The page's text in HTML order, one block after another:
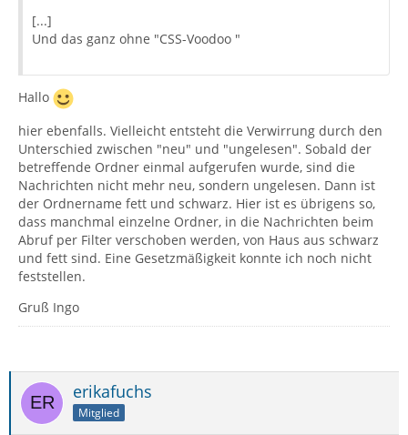
[...]
Und das ganz ohne "CSS-Voodoo "
Hallo
hier ebenfalls. Vielleicht entsteht die Verwirrung durch den
Unterschied zwischen "neu" und "ungelesen". Sobald der
betreffende Ordner einmal aufgerufen wurde, sind die
Nachrichten nicht mehr neu, sondern ungelesen. Dann ist
der Ordnername fett und schwarz. Hier ist es übrigens so,
dass manchmal einzelne Ordner, in die Nachrichten beim
Abruf per Filter verschoben werden, von Haus aus schwarz
und fett sind. Eine Gesetzmäßigkeit konnte ich noch nicht
feststellen.
Gruß Ingo
erikafuchs
Mitglied